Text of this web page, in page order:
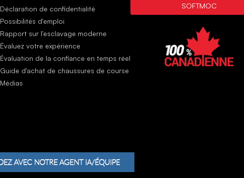
Rosemary - New Victoria Achat vérifié
Very comfortable great value
févr. 20, 2026
Déclaration de confidentialité
Possibilités d'emploi
Rapport sur l'esclavage moderne
Évaluez votre expérience
Évaluation de la confiance en temps réel
Guide d'achat de chaussures de course
Médias
SOFTMOC